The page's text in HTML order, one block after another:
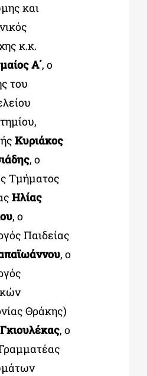
και
κ.κ.
Α΄, ο
του
Κυριάκος
, ο
Τμήματος
Ηλίας
, ο
Παιδείας
, ο
Θράκης)
, ο